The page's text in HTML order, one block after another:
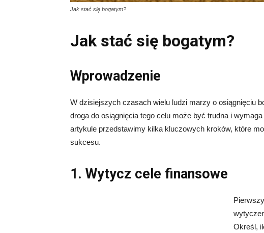
Jak stać się bogatym?
Jak stać się bogatym?
Wprowadzenie
W dzisiejszych czasach wielu ludzi marzy o osiągnięciu
droga do osiągnięcia tego celu może być trudna i
artykule przedstawimy kilka kluczowych kroków, które
sukcesu.
1. Wytycz cele finansowe
Określ,